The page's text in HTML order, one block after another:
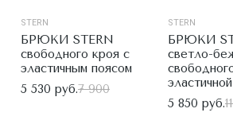
STERN
БРЮКИ STERN
свободного кроя с
эластичным поясом
5 530 руб.7 900
STERN
БРЮКИ
светло-
5 850 руб.